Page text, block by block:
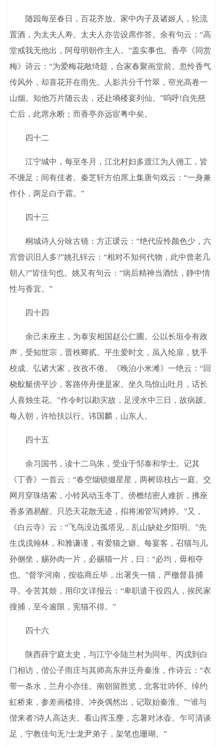
随园每至春日，百花齐放。家中内子及诸姬人，轮流
置酒，为太夫人寿。太夫人亦尝设席作答。余有句云：“高
堂戒我无他出，阿母明朝作主人。”盖实事也。香亭《同赏
梅》诗云：“为爱梅花敞绮筵，合家春聚画堂前。忽怜香气
传风外，却喜花开在雨先。人影共分千竹翠，帘光高卷一
山烟。知他万片随云去，还赴墒楼宴列仙。”呜呼!自先慈
亡后，此席永断；而香亭亦远宦粤中矣。
四十二
江宁城中，每至冬月，江北村妇多渡江为人佣工，皆
不缠足；间有佳者。秦芝轩方伯席上集唐句戏云：“一身兼
作仆，两足白于霜。”
四十三
桐城诗人分咏古镜：方正瑗云：“绝代应怜颜色少，六
宫曾识旧人多?”姚孔锌云：“相对不知何代物，此中曾老几
朝人?”皆佳句也。姚又有句云：“病后精神当酒怯，静中情
性与香宜。”
四十四
余己未座主，为泰安相国赵公仁圃。公以长垣令有政
声，受知世宗，晋秩卿贰。平生爱时文，虽入纶扉，犹手
校成、弘诸大家，孜孜不倦。《晚泊小米滩》一绝云：“回
桡舣艇傍平沙，客路停舟便是家。坐久鸟惊山吐月，话长
人喜烛生花。”作令时以勘灾故，足浸水中三日，故病跛。
每入朝，许给扶以行。讳国麟，山东人。
四十五
余习国书，读十二乌朱，受业于邹泰和学士。记其
《丁香》一首云：“春空烟锁缀星星，两树琼枝占一庭。交
网月穿珠络索，小铃风动玉冬丁。傍檐结密人难折，拂座
香多酒易醒。只恐天花散无迹，拟将湘管写娉婷。”又，
《白云寺》云：“飞鸟没边孤塔见，乱山缺处夕阳明。”先
生戊戌翰林，和雅谦谨，有爱猫之癖。每宴客，召猫与儿
孙侧坐，赐孙肉一片，必赐猫一片，曰：“必均，毋相夺
也。”督学河南，按临商丘毕，出署失一猫，严檄督县捕
寻。令苦其烦，用印文详报云：“卑职遣干役四人，挨民家
搜捕，至今逾限，宪猫不得。”
四十六
陕西薛宁庭太史，与江宁令陆兰村为同年。丙戌到白
门相访，偕公子雨庄与其师高东井泛舟秦淮，作诗云：“衣
带一条水，兰舟小亦佳。南朝留胜览，北客壮吟怀。绰约
虹桥束，参差画槛排。冲炎偶然出，记取始秦淮。”“谁与
偕来者?诗人高达夫。看山挥玉麈，忘暑对冰壶。乍可清谈
足，宁教佳句无?士龙尹弟子，架笔也珊瑚。”